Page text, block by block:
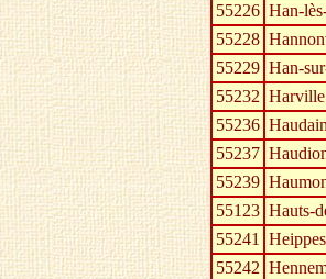
55226 Han-
55228
55229 Han-
55232 Harville
55236
55237
55239
55123 Hauts-
55241 Heippes
55242